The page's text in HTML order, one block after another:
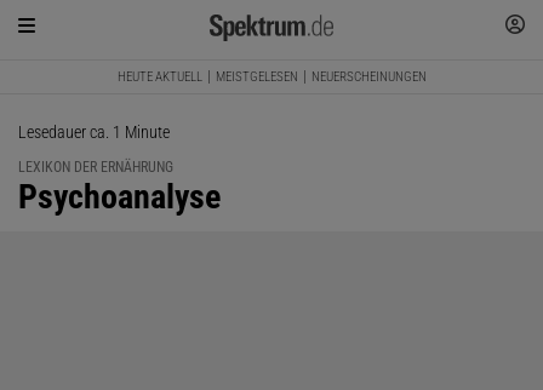
HEUTE AKTUELL MEISTGELESEN NEUERSCHEINUNGEN
Lesedauer ca. 1 Minute
LEXIKON DER ERNÄHRUNG
:
Psychoanalyse